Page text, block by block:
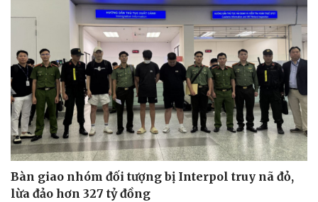
Du lịch
Tư vấn
Săn Tour
check-in
Podcast
Câu chuyện thời sự
Đọc truyện đêm khuya
Bàn giao nhóm đối tượng bị Interpol truy nã đỏ,
lừa đảo hơn 327 tỷ đồng